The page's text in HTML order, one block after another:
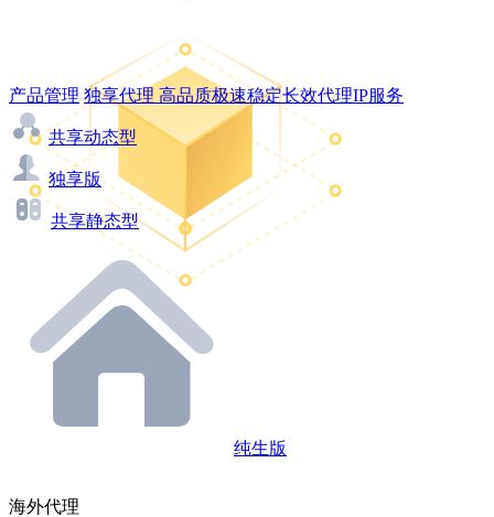
产品管理 独享代理 高品质极速稳定长效代理IP服务
共享动态型
独享版
共享静态型
纯生版
海外代理